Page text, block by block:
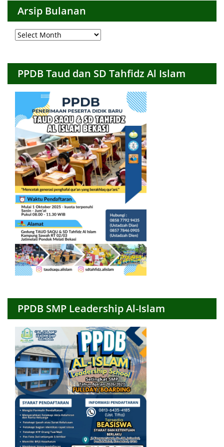
Arsip Bulanan
Arsip
Bulanan
PPDB Taud dan SD Tahfidz Al Islam
PPDB SMP Leadership Al-Islam